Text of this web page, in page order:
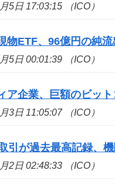
5日 17:03:15 （ICO）
物ETF、96億円の純
5日 00:01:39 （ICO）
ア企業、巨額のビッ
3日 11:05:07 （ICO）
引が過去最高記録、
2日 02:48:33 （ICO）